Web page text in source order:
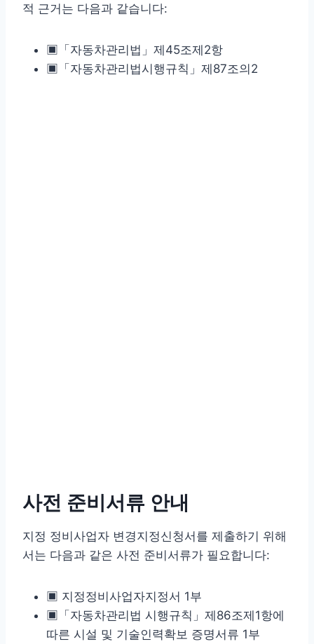
적 근거는 다음과 같습니다:
▣「자동차관리법」제45조제2항
▣「자동차관리법시행규칙」제87조의2
사전 준비서류 안내
지정 정비사업자 변경지정신청서를 제출하기 위해
서는 다음과 같은 사전 준비서류가 필요합니다:
▣ 지정정비사업자지정서 1부
▣「자동차관리법 시행규칙」제86조제1항에
따른 시설 및 기술인력확보 증명서류 1부